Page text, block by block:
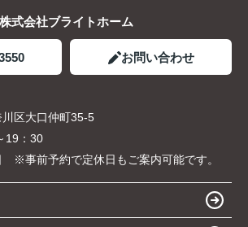
株式会社ブライトホーム
お問い合わせ
区大口仲町35-5
19：30
※事前予約で定休日もご案内可能です。